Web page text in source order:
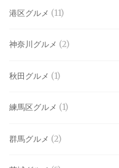
港区グルメ (11)
神奈川グルメ (2)
秋田グルメ (1)
練馬区グルメ (1)
群馬グルメ (2)